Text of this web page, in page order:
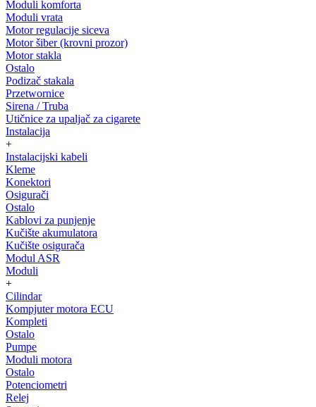
Moduli komforta
Moduli vrata
Motor regulacije siceva
Motor šiber (krovni prozor)
Motor stakla
Ostalo
Podizač stakala
Przetwornice
Sirena / Truba
Utičnice za upaljač za cigarete
Instalacija
+
Instalacijski kabeli
Kleme
Konektori
Osigurači
Ostalo
Kablovi za punjenje
Kučište akumulatora
Kučište osigurača
Modul ASR
Moduli
+
Cilindar
Kompjuter motora ECU
Kompleti
Ostalo
Pumpe
Moduli motora
Ostalo
Potenciometri
Relej